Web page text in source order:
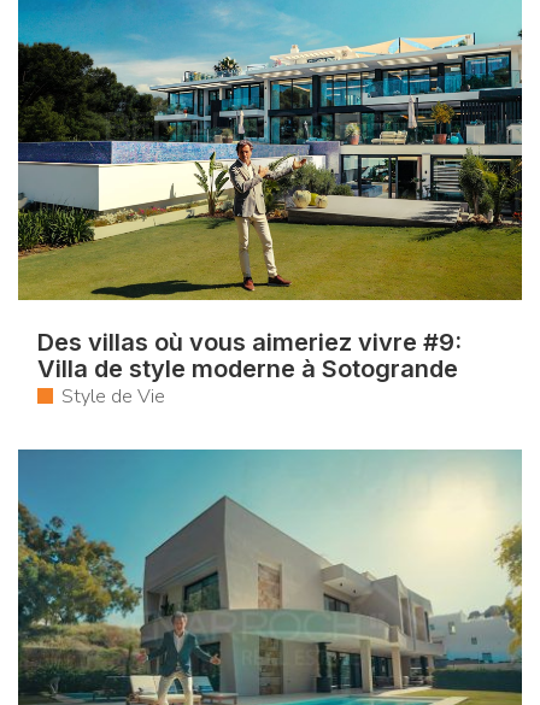
Des villas où vous aimeriez vivre #9:
Villa de style moderne à Sotogrande
Style de Vie